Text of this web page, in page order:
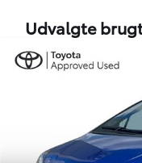
Udvalgte